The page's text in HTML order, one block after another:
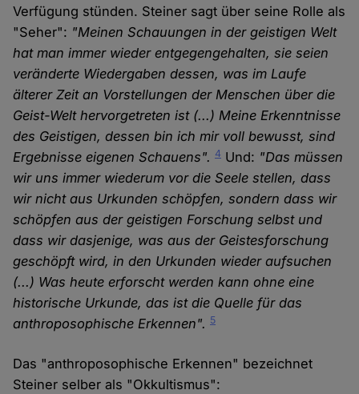
Verfügung stünden. Steiner sagt über seine Rolle als
"Seher": "Meinen Schauungen in der geistigen Welt
hat man immer wieder entgegengehalten, sie seien
veränderte Wiedergaben dessen, was im Laufe
älterer Zeit an Vorstellungen der Menschen über die
Geist-Welt hervorgetreten ist (...) Meine Erkenntnisse
des Geistigen, dessen bin ich mir voll bewusst, sind
Ergebnisse eigenen Schauens". 4 Und: "Das müssen
wir uns immer wiederum vor die Seele stellen, dass
wir nicht aus Urkunden schöpfen, sondern dass wir
schöpfen aus der geistigen Forschung selbst und
dass wir dasjenige, was aus der Geistesforschung
geschöpft wird, in den Urkunden wieder aufsuchen
(...) Was heute erforscht werden kann ohne eine
historische Urkunde, das ist die Quelle für das
anthroposophische Erkennen". 5
Das "anthroposophische Erkennen" bezeichnet
Steiner selber als "Okkultismus":